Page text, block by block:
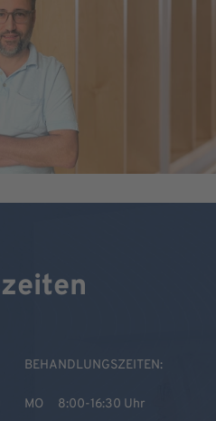
BEHANDLUNGSZEITEN:
MO
8:00-16:30 Uhr